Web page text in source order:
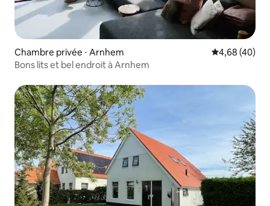
Chambre privée ⋅ Arnhem Évaluation
4,68 (40)
Bons lits et bel endroit à Arnhem